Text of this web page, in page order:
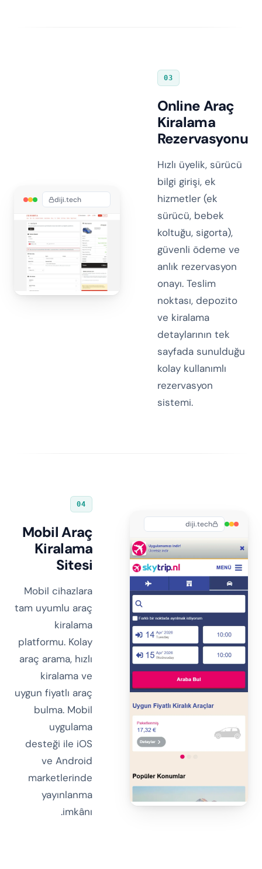
diji.tech
03
Online Araç
Kiralama
Rezervasyonu
Hızlı üyelik, sürücü
bilgi girişi, ek
hizmetler (ek
sürücü, bebek
koltuğu, sigorta),
güvenli ödeme ve
anlık rezervasyon
onayı. Teslim
noktası, depozito
ve kiralama
detaylarının tek
sayfada sunulduğu
kolay kullanımlı
rezervasyon
sistemi.
diji.tech
04
Mobil Araç
Kiralama
Sitesi
Mobil cihazlara
tam uyumlu araç
kiralama
platformu. Kolay
araç arama, hızlı
kiralama ve
uygun fiyatlı araç
bulma. Mobil
uygulama
desteği ile iOS
ve Android
marketlerinde
yayınlanma
imkânı.